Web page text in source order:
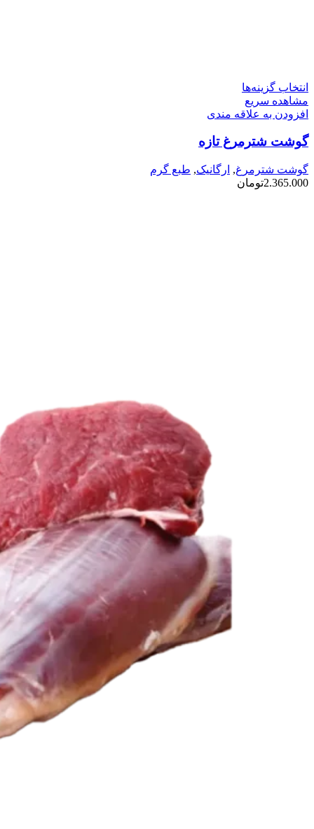
انتخاب گزینه‌ها
دارای
مختلفی
می
باشد.
گزینه
مشاهده سریع
افزودن به علاقه مندی
گوشت شترمرغ تازه
گوشت شترمرغ, ارگانیک, طبع گرم
2.365.000تومان